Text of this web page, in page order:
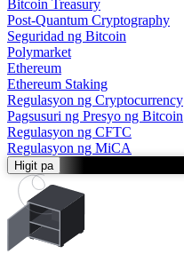
Bitcoin Treasury
Post-Quantum Cryptography
Seguridad ng Bitcoin
Polymarket
Ethereum
Ethereum Staking
Regulasyon ng Cryptocurrency
Pagsusuri ng Presyo ng Bitcoin
Regulasyon ng CFTC
Regulasyon ng MiCA
Higit pa